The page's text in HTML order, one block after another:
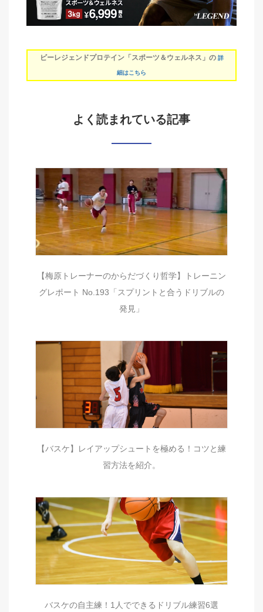
ビーレジェンドプロテイン「スポーツ＆ウェルネス」の 詳
細はこちら
よく読まれている記事
【梅原トレーナーのからだづくり哲学】トレーニン
グレポート No.193「スプリントと合うドリブルの
発見」
【バスケ】レイアップシュートを極める！コツと練
習方法を紹介。
バスケの自主練！1人でできるドリブル練習6選